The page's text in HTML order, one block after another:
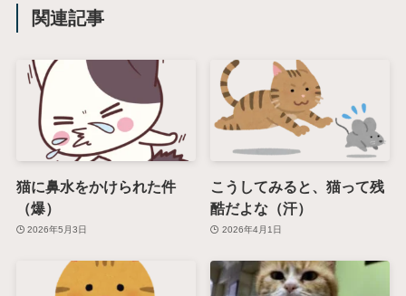
関連記事
猫に鼻水をかけられた件
（爆）
2026年5月3日
こうしてみると、猫って残
酷だよな（汗）
2026年4月1日